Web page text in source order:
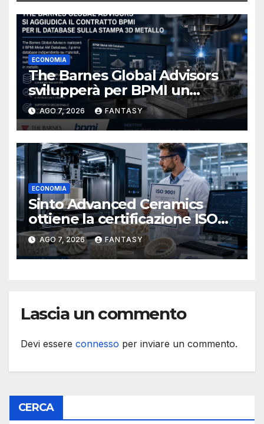
ECONOMIA
The Barnes Global Advisors
svilupperà per BPMI un
database per la stampa 3D
metallica destinata alla filiera
navale statunitense
AGO 7, 2026 FANTASY
ECONOMIA
Sinto Advanced Ceramics
ottiene la certificazione ISO
9001 per la stampa 3D di
ceramiche tecniche
AGO 7, 2026 FANTASY
Lascia un commento
Devi essere connesso per inviare un commento.
CERCA